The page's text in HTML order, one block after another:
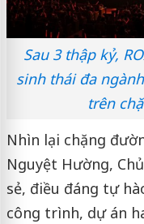
Sau 3 thập kỷ,
sinh thái đa
trên
Nhìn lại chặng
Nguyệt Hường,
sẻ, điều đáng tự
công trình, dự án